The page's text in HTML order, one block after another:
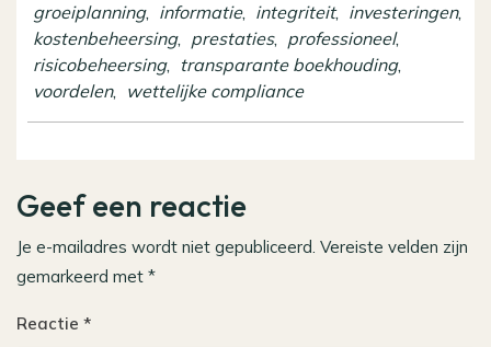
groeiplanning, informatie, integriteit, investeringen,
kostenbeheersing, prestaties, professioneel,
risicobeheersing, transparante boekhouding,
voordelen, wettelijke compliance
Geef een reactie
Je e-mailadres wordt niet gepubliceerd. Vereiste velden zijn
gemarkeerd met *
Reactie *